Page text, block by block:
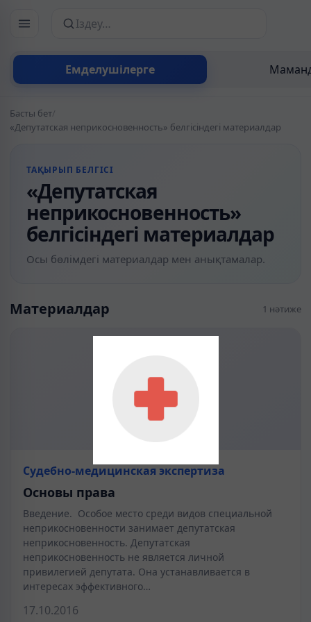
Емделушілерге
Сайттан іздеу
Басты бет/
«Депутатская неприкосновенность» белгісіндегі материалдар
ТАҚЫРЫП БЕЛГІСІ
«Депутатская
неприкосновенность»
белгісіндегі материалдар
Осы бөлімдегі материалдар мен анықтамалар.
Материалдар 1 нәтиже
Судебно-медицинская экспертиза
Основы права
Введение. Особое место среди видов специальной
неприкосновенности занимает депутатская
неприкосновенность. Депутатская
неприкосновенность не является личной
привилегией депутата. Она устанавливается в
интересах эффективного…
17.10.2016